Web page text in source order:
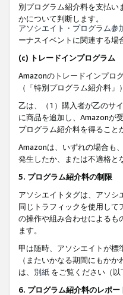
別プログラム紹介料を支払
かについて判断します。
アソシエイト・プログラム参
ーナスイベントに関連する場
(c) トレードインプログラム
Amazonのトレードインプロ
（「特別プログラム紹介料
乙は、（1）購入者が乙のサ
に商品を追加し、Amazonが
プログラム紹介料を得ること
Amazonは、いずれの場合も
発生したか、または不適格と
5. プログラム紹介料の制限
アソシエイトタグは、アソ
同じトラフィックを使用し
の操作や組み合わせによるも
ます。
甲は随時、アソシエイトが標
（またいかなる期間にもか
は、 別紙 をご覧ください（以
6. プログラム紹介料のレポー